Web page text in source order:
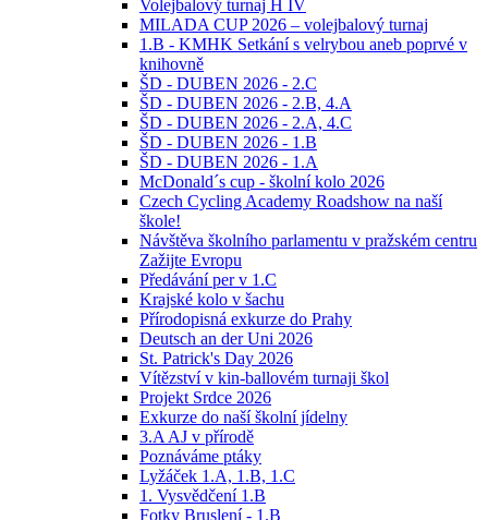
Volejbalový turnaj H IV
MILADA CUP 2026 – volejbalový turnaj
1.B - KMHK Setkání s velrybou aneb poprvé v
knihovně
ŠD - DUBEN 2026 - 2.C
ŠD - DUBEN 2026 - 2.B, 4.A
ŠD - DUBEN 2026 - 2.A, 4.C
ŠD - DUBEN 2026 - 1.B
ŠD - DUBEN 2026 - 1.A
McDonald´s cup - školní kolo 2026
Czech Cycling Academy Roadshow na naší
škole!
Návštěva školního parlamentu v pražském centru
Zažijte Evropu
Předávání per v 1.C
Krajské kolo v šachu
Přírodopisná exkurze do Prahy
Deutsch an der Uni 2026
St. Patrick's Day 2026
Vítězství v kin-ballovém turnaji škol
Projekt Srdce 2026
Exkurze do naší školní jídelny
3.A AJ v přírodě
Poznáváme ptáky
Lyžáček 1.A, 1.B, 1.C
1. Vysvědčení 1.B
Fotky Bruslení - 1.B